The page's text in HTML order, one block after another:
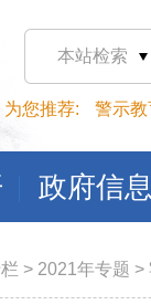
本站检索
为您推荐: 警示教
政府信
> 2021年专题 >